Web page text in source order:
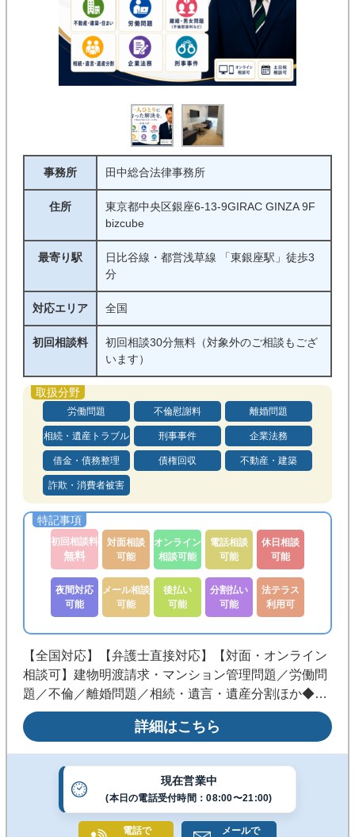
事務所 田中総合法律事務所
住所
東京都中央区銀座6-13-9GIRAC GINZA 9F
bizcube
最寄り駅
日比谷線・都営浅草線 「東銀座駅」徒歩3
分
対応エリア 全国
初回相談料
初回相談30分無料（対象外のご相談もござ
います）
労働問題 不倫慰謝料 離婚問題
相続・遺産トラブル 刑事事件 企業法務
借金・債務整理 債権回収 不動産・建築
詐欺・消費者被害
初回相談料
無料
対面相談
可能
オンライン
相談可能
電話相談
可能
休日相談
可能
夜間対応
可能
メール相談
可能
後払い
可能
分割払い
可能
法テラス
利用可
【全国対応】【弁護士直接対応】【対面・オンライン
相談可】建物明渡請求・マンション管理問題／労働問
題／不倫／離婚問題／相続・遺言・遺産分割ほか◆マ
ンション管理士等の不動産資格を活かし、一人ひとり
の事情に合った解決を目指します。まずはお悩みをお
聞かせください。
詳細はこちら
現在営業中
(本日の電話受付時間：08:00〜21:00)
電話で
メールで